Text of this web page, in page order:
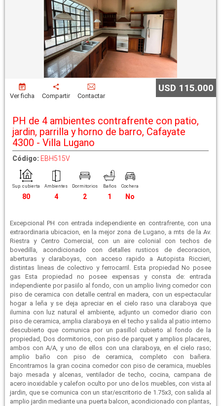
Ver ficha Compartir Contactar
USD 115.000
PH de 4 ambientes contrafrente con patio,
jardin, parrilla y horno de barro, Cafayate
4300 - Villa Lugano
Código: EBH515V
Sup. cubierta
80
Ambientes
4
Dormitorios
2
Baños
1
Cochera
No
Excepcional PH con entrada independiente en contrafrente, con una
extraordinaria ubicacion, en la mejor zona de Lugano, a mts de la Av.
Riestra y Centro Comercial, con un aire colonial con techos de
bovedilla, acondicionado con detalles rusticos de decoracion,
aberturas y claraboyas, con acceso rapido a Autopista Riccieri,
distintas lineas de colectivo y ferrocarril. Esta propiedad No posee
gas Esta propiedad no posee expensas y consta de: entrada
independiente por pasiilo al fondo, con un amplio living comedor con
piso de ceramica con detalle central en madera, con un espectacular
hogar a leña y se deja apreciar en el cielo raso una claraboya que
ilumina con luz natural el ambiente, adjunto un comedor diario con
piso de ceramica, amplia claraboya en el techo y salida al patio interno
descubierto que comunica por un pasillol cubierto al fondo de la
propiedad, Dos dormitorios, con piso de parquet y amplios placares,
ambos con A/A, y uno de ellos con una claraboya, en el cielo raso;
amplio baño con piso de ceramica, completo con bañera.
Encontramos la gran cocina comedor con piso de ceramica, muebles
bajo mesada y alcenas, ventilador de techo, cocina, campana de
acero inoxidable y calefon oculto por uno de los muebles, con vista al
jardin, que se comunica con un star/escritorio de 1.75x3, con salida al
amplio jardin mediante una puerta balcon, acondicionado con plantas,